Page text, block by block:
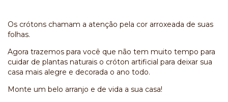
Os crótons chamam a atenção pela cor arroxeada de suas
folhas.
Agora trazemos para você que não tem muito tempo para
cuidar de plantas naturais o cróton artificial para deixar sua
casa mais alegre e decorada o ano todo.
Monte um belo arranjo e de vida a sua casa!